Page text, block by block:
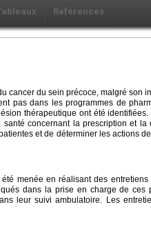
Références
cancer du sein précoce, malgré son
pas dans les programmes de
thérapeutique ont été identifiées.
concernant la prescription et
et de déterminer les actions
menée en réalisant des
dans la prise en charge de ces
leur suivi ambulatoire. Les